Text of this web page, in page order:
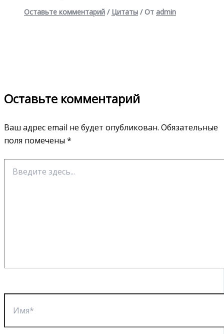
Оставьте комментарий / Цитаты / От admin
Оставьте комментарий
Ваш адрес email не будет опубликован. Обязательные
поля помечены *
здесь...